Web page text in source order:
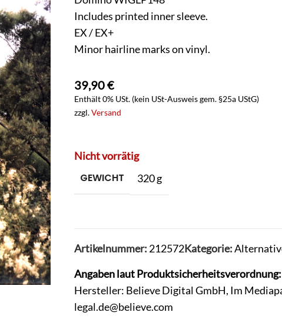
Includes printed inner sleeve.
EX / EX+
Minor hairline marks on vinyl.
39,90€
Enthält 0% USt. (kein USt-Ausweis gem. §25a UStG)
zzgl.Versand
Nicht vorrätig
GEWICHT 320 g
Artikelnummer: 212572Kategorie:
Angaben laut Produktsicherheitsverordnung:
Hersteller: Believe Digital GmbH, Im
legal.de@believe.com